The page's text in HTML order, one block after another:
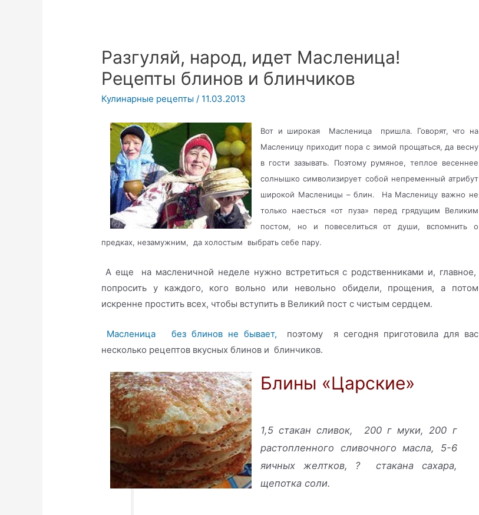
Разгуляй, народ, идет Масленица!
Рецепты блинов и блинчиков
Кулинарные рецепты / 11.03.2013
Вот и широкая Масленица пришла. Говорят, что на
Масленицу приходит пора с зимой прощаться, да весну
в гости зазывать. Поэтому румяное, теплое весеннее
солнышко символизирует собой непременный атрибут
широкой Масленицы – блин. На Масленицу важно не
только наесться «от пуза» перед грядущим Великим
постом, но и повеселиться от души, вспомнить о
предках, незамужним, да холостым выбрать себе пару.
А еще на масленичной неделе нужно встретиться с родственниками и, главное,
попросить у каждого, кого вольно или невольно обидели, прощения, а потом
искренне простить всех, чтобы вступить в Великий пост с чистым сердцем.
Масленица без блинов не бывает, поэтому я сегодня приготовила для вас
несколько рецептов вкусных блинов и блинчиков.
Блины «Царские»
1,5 стакан сливок, 200 г муки, 200 г
растопленного сливочного масла, 5-6
яичных желтков, ? стакана сахара,
щепотка соли.